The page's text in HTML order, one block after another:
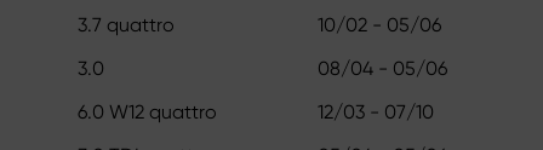
3.7 quattro
10/02 - 05/06
3.0
08/04 - 05/06
6.0 W12 quattro
12/03 - 07/10